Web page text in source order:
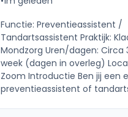
Functie: Preventieassistent /
Tandartsassistent Praktijk:
Mondzorg Uren/dagen: Circa
week (dagen in overleg)
Zoom Introductie Ben jij een
preventieassistent of